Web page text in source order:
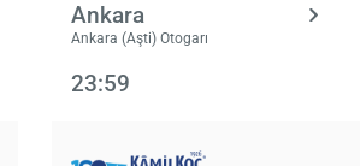
Ankara
Ankara (Aşti) Otogarı
23:59